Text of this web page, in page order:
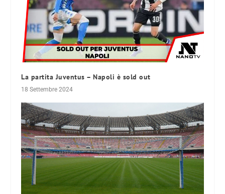
La partita Juventus – Napoli è sold out
18 Settembre 2024